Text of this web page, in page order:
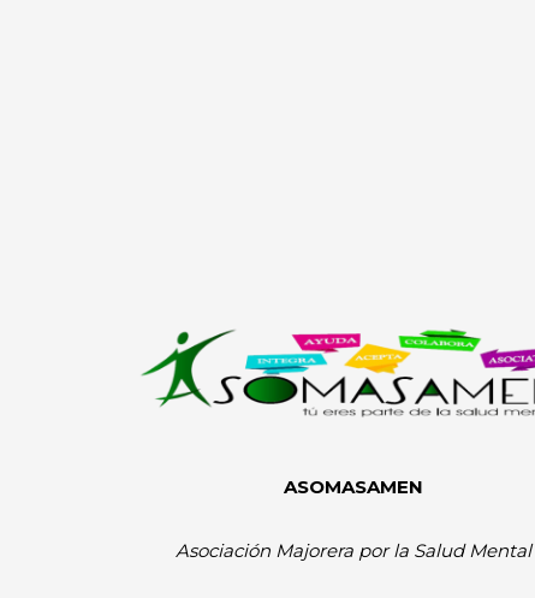
ASOMASAMEN
Asociación Majorera por la Salud Mental